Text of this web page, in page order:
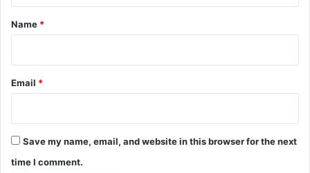
*
Name *
Email *
Save my name, email, and website in this browser for the next
time I comment.